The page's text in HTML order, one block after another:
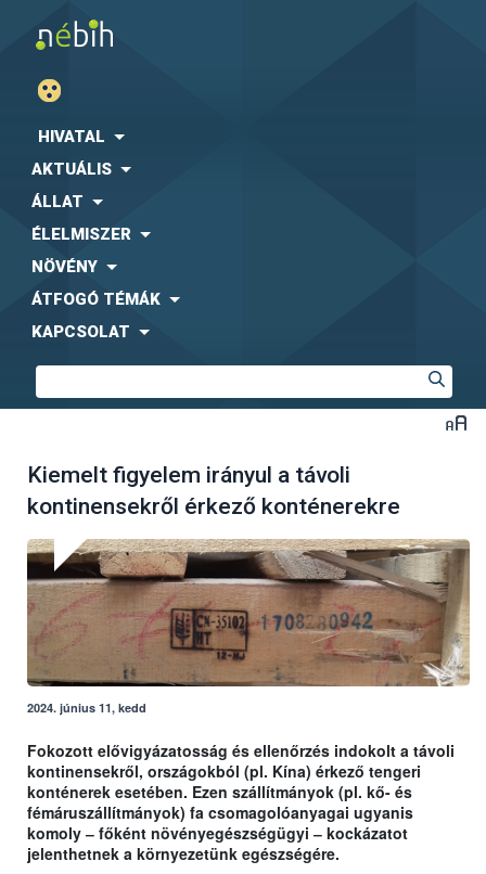
HIVATAL
AKTUÁLIS
ÁLLAT
ÉLELMISZER
NÖVÉNY
ÁTFOGÓ TÉMÁK
KAPCSOLAT
Kiemelt figyelem irányul a távoli
kontinensekről érkező konténerekre
2024. június 11, kedd
Fokozott elővigyázatosság és ellenőrzés indokolt a távoli
kontinensekről, országokból (pl. Kína) érkező tengeri
konténerek esetében. Ezen szállítmányok (pl. kő- és
fémáruszállítmányok) fa csomagolóanyagai ugyanis
komoly ‒ főként növényegészségügyi ‒ kockázatot
jelenthetnek a környezetünk egészségére.